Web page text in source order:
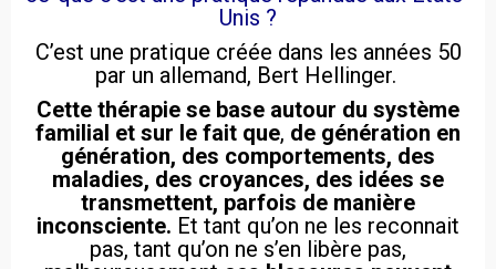
Unis ?
C’est une pratique créée dans les années 50
par un allemand, Bert Hellinger.
Cette thérapie se base autour du système
familial et sur le fait que, de génération en
génération, des comportements, des
maladies, des croyances, des idées se
transmettent, parfois de manière
inconsciente. Et tant qu’on ne les reconnait
pas, tant qu’on ne s’en libère pas,